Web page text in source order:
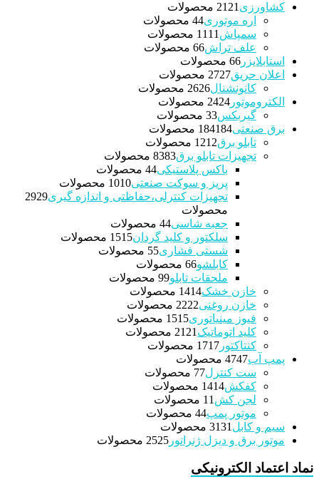
کشاورزی 21 21 محصولات
اره موتوری 44 محصولات
سمپاش
11 11 محصولات
علف تراش 66 محصولات
استابلایزر
66 محصولات
اعلان حریق
2727 محصولات
کانونشنال
2626 محصولات
الکتروموتور
2424 محصولات
گیربکس 33 محصولات
برق صنعتی
184184 محصولات
تابلو برق
1212 محصولات
تجهیزات تابلو برق
8383 محصولات
باکس پلاستیکی 44 محصولات
پریز و سوکت صنعتی
1010 محصولات
تجهیزات کنترلی،حفاظتی و اندازه گیری
2929
محصولات
جعبه شاسی 44 محصولات
سلکتور و کلید گردان
1515 محصولات
شستی فشاری 55 محصولات
کابلشو 66 محصولات
ملحقات تابلو 99 محصولات
خازن خشک
1414 محصولات
خازن روغنی
2222 محصولات
فیوز مینیاتوری
1515 محصولات
کلید اتوماتیک
21 21 محصولات
کنتاکتور
1717 محصولات
پمپ آب
4747 محصولات
ست کنترل 77 محصولات
کفکش
1414 محصولات
لجن کش
1 1 محصولات
موتور پمپ 44 محصولات
سیم و کابل
3131 محصولات
موتور برق و دیزل ژنراتور
2525 محصولات
نماد اعتماد الکترونیکی